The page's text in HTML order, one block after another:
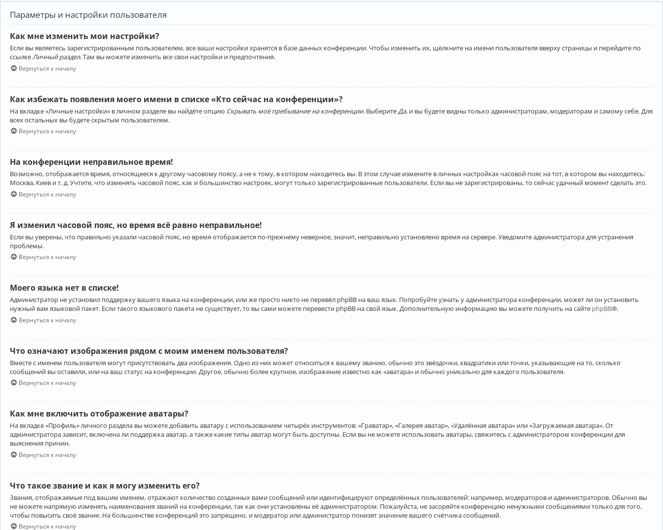
Параметры и настройки пользователя
Как мне изменить мои настройки?
Если вы являетесь зарегистрированным пользователем, все ваши настройки хранятся в базе данных конференции. Чтобы изменить их, щёлкните на имени пользователя вверху страницы и перейдите по
ссылкеЛичный раздел. Там вы можете изменить все свои настройки и предпочтения.
Вернуться к началу
Как избежать появления моего имени в списке «Кто сейчас на конференции»?
На вкладке «Личные настройки» в личном разделе вы найдёте опцию Скрывать моё пребывание на конференции. Выберите Да, и вы будете видны только администраторам, модераторам и самому себе. Для
всех остальных вы будете скрытым пользователем.
Вернуться к началу
На конференции неправильное время!
Возможно, отображается время, относящееся к другому часовому поясу, а не к тому, в котором находитесь вы. В этом случае измените в личных настройках часовой пояс на тот, в котором вы находитесь:
Москва, Киев и т. д. Учтите, что изменять часовой пояс, как и большинство настроек, могут только зарегистрированные пользователи. Если вы не зарегистрированы, то сейчас удачный момент сделать это.
Вернуться к началу
Я изменил часовой пояс, но время всё равно неправильное!
Если вы уверены, что правильно указали часовой пояс, но время отображается по-прежнему неверное, значит, неправильно установлено время на сервере. Уведомите администратора для устранения
проблемы.
Вернуться к началу
Моего языка нет в списке!
Администратор не установил поддержку вашего языка на конференции, или же просто никто не перевёл phpBB на ваш язык. Попробуйте узнать у администратора конференции, может ли он установить
нужный вам языковой пакет. Если такого языкового пакета не существует, то вы сами можете перевести phpBB на свой язык. Дополнительную информацию вы можете получить на сайте phpBB®.
Вернуться к началу
Что означают изображения рядом с моим именем пользователя?
Вместе с именем пользователя могут присутствовать два изображения. Одно из них может относиться к вашему званию, обычно это звёздочки, квадратики или точки, указывающие на то, сколько
сообщений вы оставили, или на ваш статус на конференции. Другое, обычно более крупное, изображение известно как «аватара» и обычно уникально для каждого пользователя.
Вернуться к началу
Как мне включить отображение аватары?
На вкладке «Профиль» личного раздела вы можете добавить аватару с использованием четырёх инструментов: «Граватар», «Галерея аватар», «Удалённая аватара» или «Загружаемая аватара». От
администратора зависит, включена ли поддержка аватар, а также какие типы аватар могут быть доступны. Если вы не можете использовать аватары, свяжитесь с администратором конференции для
выяснения причин.
Вернуться к началу
Что такое звание и как я могу изменить его?
Звания, отображаемые под вашим именем, отражают количество созданных вами сообщений или идентифицируют определённых пользователей: например, модераторов и администраторов. Обычно вы
не можете напрямую изменять наименования званий на конференции, так как они установлены её администратором. Пожалуйста, не засоряйте конференцию ненужными сообщениями только для того,
чтобы повысить своё звание. На большинстве конференций это запрещено, и модератор или администратор понизят значение вашего счётчика сообщений.
Вернуться к началу